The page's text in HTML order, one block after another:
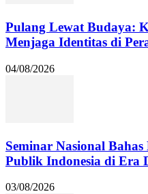
Pulang Lewat Budaya:
Menjaga Identitas di
04/08/2026
Seminar Nasional
Publik Indonesia di Era
03/08/2026